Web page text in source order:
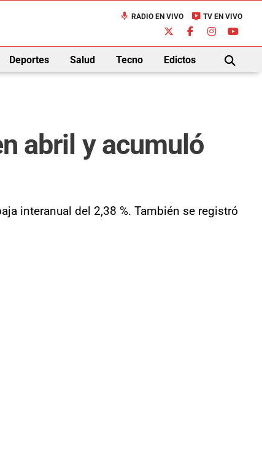
mic RADIO EN VIVO live_tv TV EN VIVO
Deportes Salud Tecno Edictos
BUSCAR
abril y acumuló
interanual del 2,38 %. También se registró